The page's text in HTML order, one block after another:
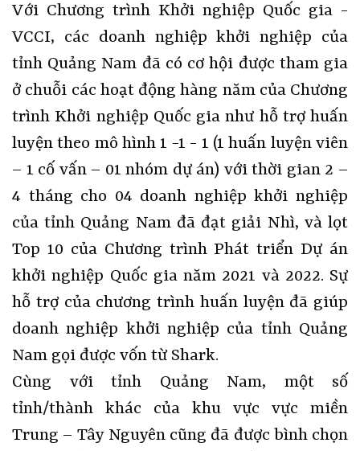
Với Chương trình Khởi nghiệp Quốc gia -
VCCI, các doanh nghiệp khởi nghiệp của
tỉnh Quảng Nam đã có cơ hội được tham gia
ở chuỗi các hoạt động hàng năm của Chương
trình Khởi nghiệp Quốc gia như hỗ trợ huấn
luyện theo mô hình 1 -1 - 1 (1 huấn luyện viên
– 1 cố vấn – 01 nhóm dự án) với thời gian 2 –
4 tháng cho 04 doanh nghiệp khởi nghiệp
của tỉnh Quảng Nam đã đạt giải Nhì, và lọt
Top 10 của Chương trình Phát triển Dự án
khởi nghiệp Quốc gia năm 2021 và 2022. Sự
hỗ trợ của chương trình huấn luyện đã giúp
doanh nghiệp khởi nghiệp của tỉnh Quảng
Nam gọi được vốn từ Shark.
Cùng với tỉnh Quảng Nam, một số
tỉnh/thành khác của khu vực vực miền
Trung – Tây Nguyên cũng đã được bình chọn